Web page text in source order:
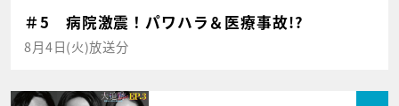
＃5 病院激震！パワハラ＆医療事故!?
8月4日(火)放送分